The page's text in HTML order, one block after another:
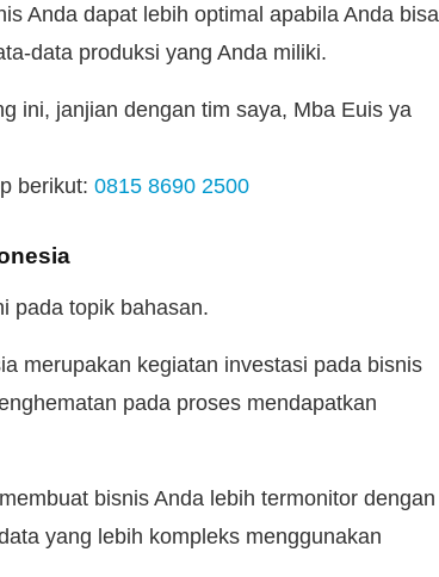
Anda dapat lebih optimal apabila Anda bisa
data produksi yang Anda miliki.
ini, janjian dengan tim saya, Mba Euis ya
berikut:0815 8690 2500
pada topik bahasan.
merupakan kegiatan investasi pada bisnis
pada proses mendapatkan
bisnis Anda lebih termonitor dengan
yang lebih kompleks menggunakan